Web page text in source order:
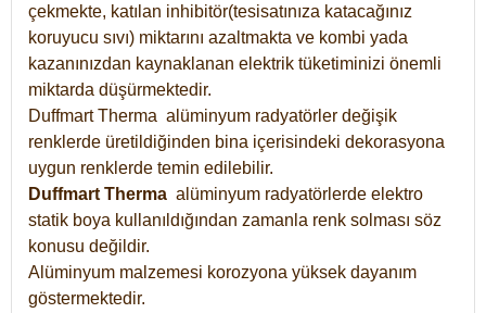
çekmekte, katılan inhibitör(tesisatınıza katacağınız
koruyucu sıvı) miktarını azaltmakta ve kombi yada
kazanınızdan kaynaklanan elektrik tüketiminizi önemli
miktarda düşürmektedir.
Duffmart Therma alüminyum radyatörler değişik
renklerde üretildiğinden bina içerisindeki dekorasyona
uygun renklerde temin edilebilir.
Duffmart Therma alüminyum radyatörlerde elektro
statik boya kullanıldığından zamanla renk solması söz
konusu değildir.
Alüminyum malzemesi korozyona yüksek dayanım
göstermektedir.